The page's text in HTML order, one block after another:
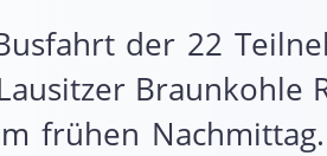
der 22
Braunkohle
frühen